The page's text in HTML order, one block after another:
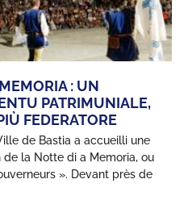
: UN
PATRIMUNIALE,
FEDERATORE
de Bastia a accueilli une
de la Notte di a Memoria, ou
». Devant près de